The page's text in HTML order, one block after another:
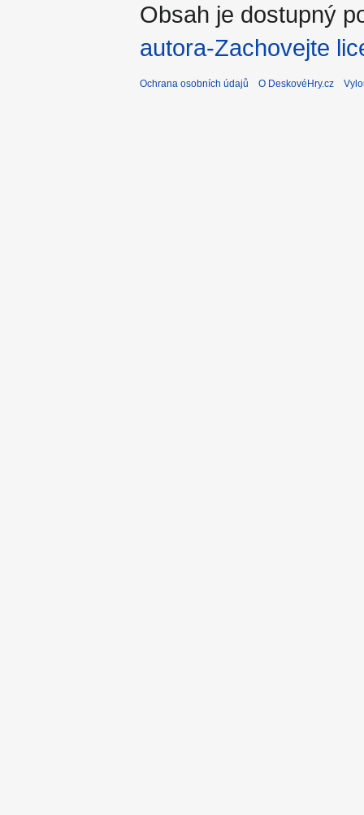
Obsah je dostupný
autora-Zachovejte
Ochrana osobních údajů O DeskovéHry.cz